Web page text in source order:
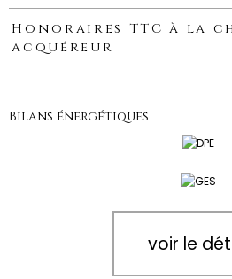
Honoraires TTC à la
acquéreur
Bilans énergétiques
voir le